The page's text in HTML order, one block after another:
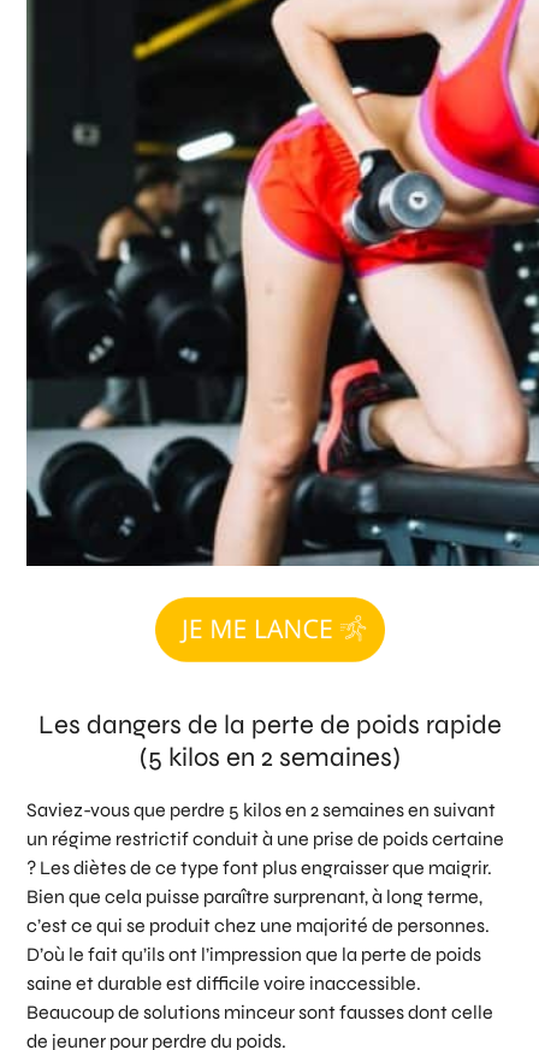
Les dangers de la perte de poids rapide
(5 kilos en 2 semaines)
Saviez-vous que perdre 5 kilos en 2 semaines en suivant
un régime restrictif conduit à une prise de poids certaine
? Les diètes de ce type font plus engraisser que maigrir.
Bien que cela puisse paraître surprenant, à long terme,
c’est ce qui se produit chez une majorité de personnes.
D’où le fait qu’ils ont l’impression que la perte de poids
saine et durable est difficile voire inaccessible.
Beaucoup de solutions minceur sont fausses dont celle
de jeuner pour perdre du poids.